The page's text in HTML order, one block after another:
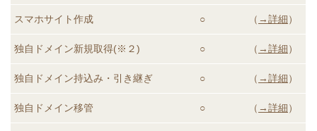
スマホサイト作成 ○ （ →詳細）
独自ドメイン新規取得(※２) ○ （ →詳細）
独自ドメイン持込み・引き継ぎ ○ （ →詳細）
独自ドメイン移管 ○ （ →詳細）